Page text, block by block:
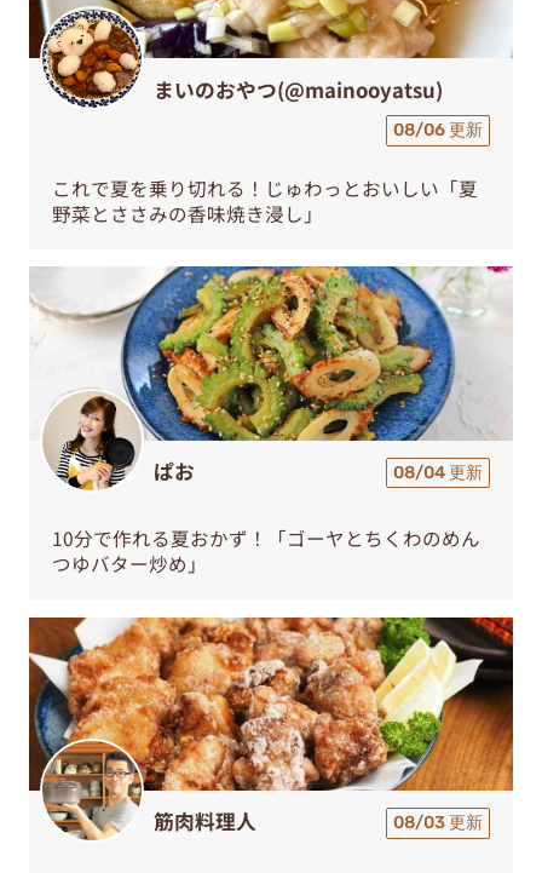
まいのおやつ(@mainooyatsu)
08/06 更新
これで夏を乗り切れる！じゅわっとおいしい「夏
野菜とささみの香味焼き浸し」
ぱお 08/04 更新
10分で作れる夏おかず！「ゴーヤとちくわのめん
つゆバター炒め」
筋肉料理人 08/03 更新